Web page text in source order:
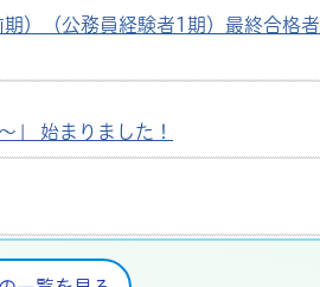
）（公務員経験者1期）最終合格者
始まりました！